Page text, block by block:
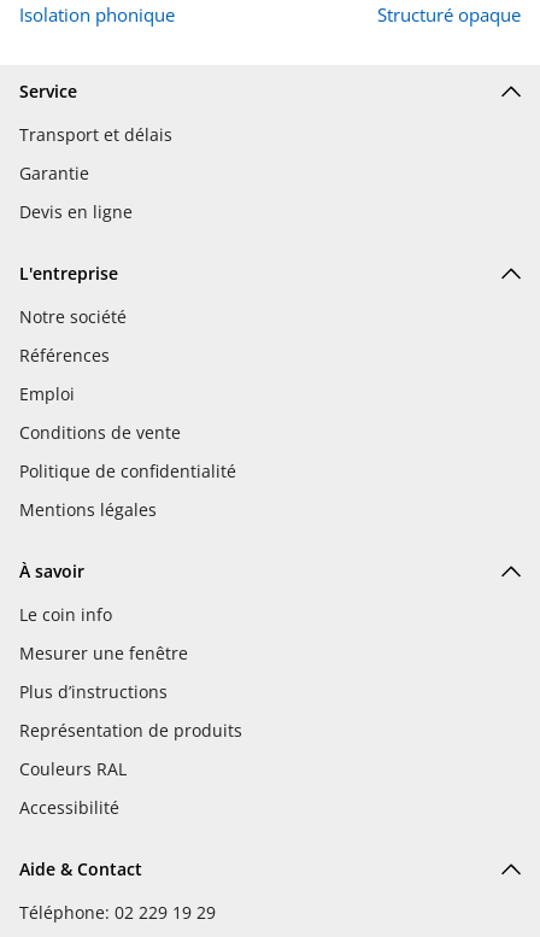
Isolation phonique Structuré opaque
Service
Transport et délais
Garantie
Devis en ligne
L'entreprise
Notre société
Références
Emploi
Conditions de vente
Politique de confidentialité
Mentions légales
À savoir
Le coin info
Mesurer une fenêtre
Plus d’instructions
Représentation de produits
Couleurs RAL
Accessibilité
Aide & Contact
Téléphone: 02 229 19 29